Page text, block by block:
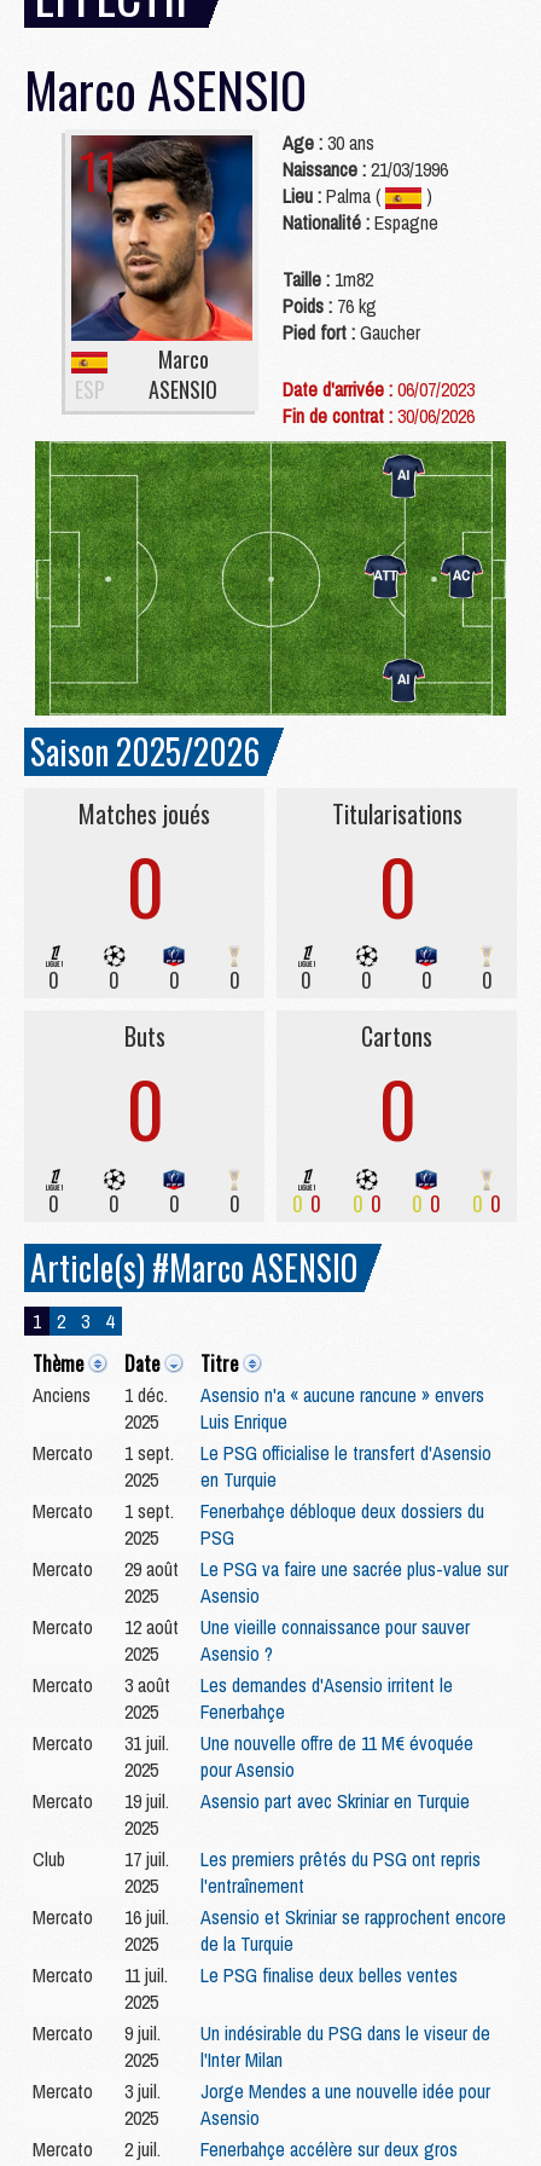
MarcoASENSIO
11
ESP
Marco
ASENSIO
Age :30 ans
Naissance :21/03/1996
Lieu :Palma (
)
Nationalité :Espagne
Taille : 1m82
Poids : 76 kg
Pied fort :Gaucher
Date d'arrivée :06/07/2023
Fin de contrat :30/06/2026
Saison 2025/2026
Matches joués
0
0 0 0 0
Titularisations
0
0 0 0 0
Buts
0
0 0 0 0
Cartons
0
0 0 0 0 0 0 0 0
Article(s) #Marco ASENSIO
1 2 3 4
Thème Date Titre
Anciens
1 déc.
2025
Asensio n'a « aucune rancune » envers
Luis Enrique
Mercato
1 sept.
2025
Le PSG officialise le transfert d'Asensio
en Turquie
Mercato
1 sept.
2025
Fenerbahçe débloque deux dossiers du
PSG
Mercato
29 août
2025
Le PSG va faire une sacrée plus-value sur
Asensio
Mercato
12 août
2025
Une vieille connaissance pour sauver
Asensio ?
Mercato
3 août
2025
Les demandes d'Asensio irritent le
Fenerbahçe
Mercato
31 juil.
2025
Une nouvelle offre de 11 M€ évoquée
pour Asensio
Mercato
19 juil.
2025
Asensio part avec Skriniar en Turquie
Club
17 juil.
2025
Les premiers prêtés du PSG ont repris
l'entraînement
Mercato
16 juil.
2025
Asensio et Skriniar se rapprochent encore
de la Turquie
Mercato
11 juil.
2025
Le PSG finalise deux belles ventes
Mercato
9 juil.
2025
Un indésirable du PSG dans le viseur de
l'Inter Milan
Mercato
3 juil.
2025
Jorge Mendes a une nouvelle idée pour
Asensio
Mercato
2 juil.
Fenerbahçe accélère sur deux gros